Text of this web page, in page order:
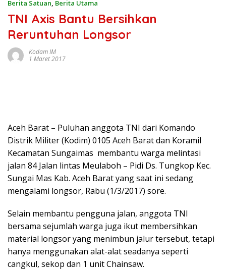
Berita Satuan Berita Utama
TNI Axis Bantu Bersihkan
Reruntuhan Longsor
Kodam IM
1 Maret 2017
Aceh Barat – Puluhan anggota TNI dari Komando
Distrik Militer (Kodim) 0105 Aceh Barat dan Koramil
Kecamatan Sungaimas membantu warga melintasi
jalan 84 Jalan lintas Meulaboh – Pidi Ds. Tungkop Kec.
Sungai Mas Kab. Aceh Barat yang saat ini sedang
mengalami longsor, Rabu (1/3/2017) sore.
Selain membantu pengguna jalan, anggota TNI
bersama sejumlah warga juga ikut membersihkan
material longsor yang menimbun jalur tersebut, tetapi
hanya menggunakan alat-alat seadanya seperti
cangkul, sekop dan 1 unit Chainsaw.